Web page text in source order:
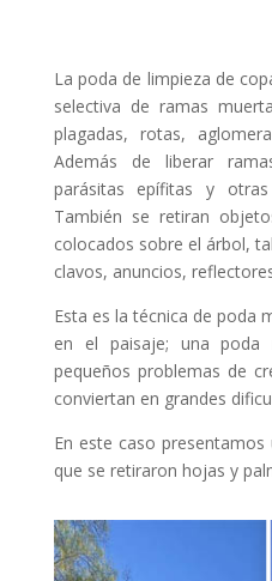
La poda de limpieza de
selectiva de ramas
plagadas, rotas,
Además de liberar
parásitas epífitas y
También se retiran
colocados sobre el árbol,
clavos, anuncios,
Esta es la técnica de poda
en el paisaje; una poda
pequeños problemas de
conviertan en grandes
En este caso
que se retiraron hojas y